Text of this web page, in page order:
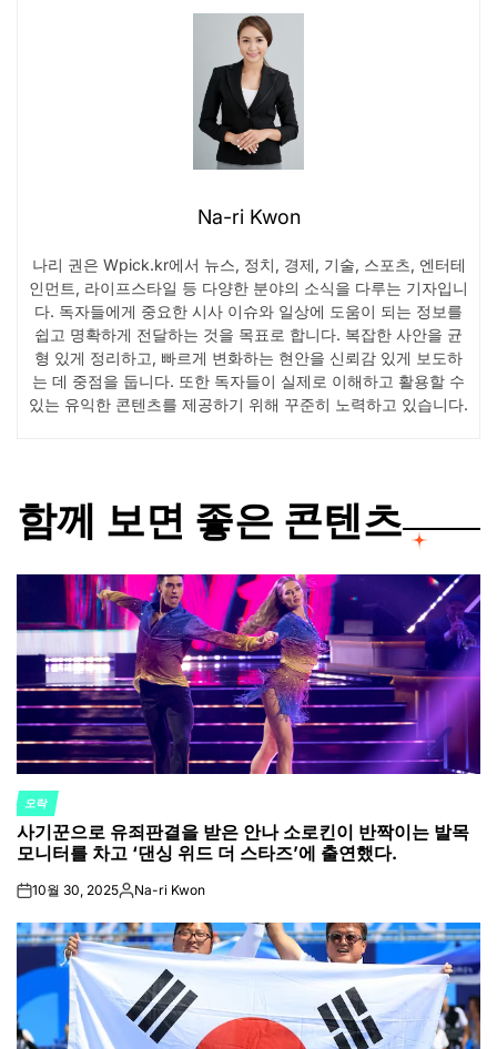
Na-ri Kwon
나리 권은 Wpick.kr에서 뉴스, 정치, 경제, 기술, 스포츠, 엔터테
인먼트, 라이프스타일 등 다양한 분야의 소식을 다루는 기자입니
다. 독자들에게 중요한 시사 이슈와 일상에 도움이 되는 정보를
쉽고 명확하게 전달하는 것을 목표로 합니다. 복잡한 사안을 균
형 있게 정리하고, 빠르게 변화하는 현안을 신뢰감 있게 보도하
는 데 중점을 둡니다. 또한 독자들이 실제로 이해하고 활용할 수
있는 유익한 콘텐츠를 제공하기 위해 꾸준히 노력하고 있습니다.
함께 보면 좋은 콘텐츠
POSTED
IN
오락
사기꾼으로 유죄판결을 받은 안나 소로킨이 반짝이는 발목
모니터를 차고 ‘댄싱 위드 더 스타즈’에 출연했다.
on10월 30, 2025Posted
Na-ri Kwon